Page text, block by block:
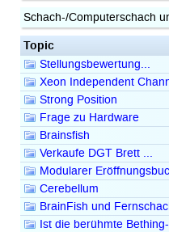
Schach-/Computerschach
Topic
Stellungsbewertung...
Xeon Independent
Strong Position
Frage zu Hardware
Brainsfish
Verkaufe DGT Brett ...
Modularer
Cerebellum
BrainFish und
Ist die berühmte